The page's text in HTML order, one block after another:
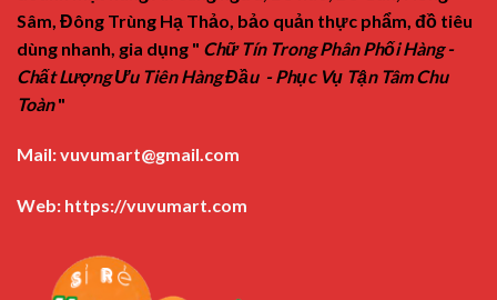
Sâm, Đông Trùng Hạ Thảo, bảo quản thực phẩm, đồ tiêu
dùng nhanh, gia dụng " Chữ Tín Trong Phân Phối Hàng -
Chất Lượng Ưu Tiên Hàng Đầu - Phục Vụ Tận Tâm Chu
Toàn"
Mail:vuvumart@gmail.com
Web: https://vuvumart.com